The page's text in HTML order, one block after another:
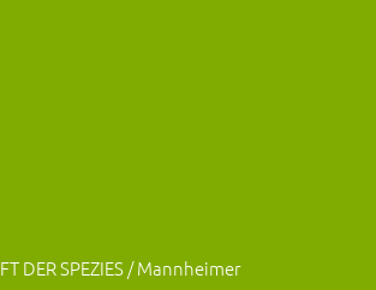
DER SPEZIES / Mannheimer